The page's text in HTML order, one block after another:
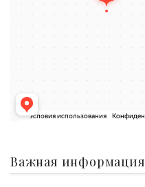
Важная информация